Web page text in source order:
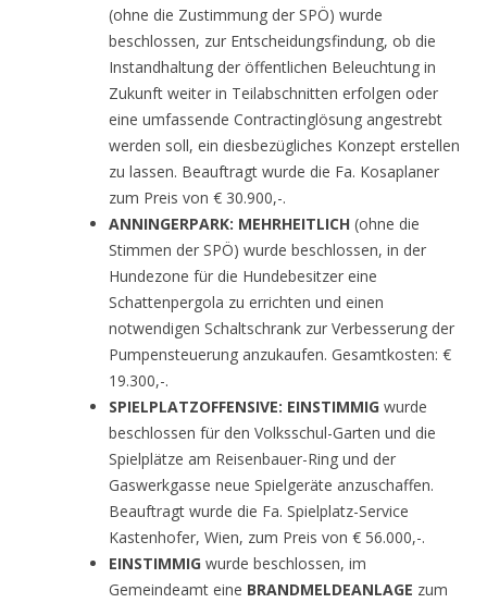
(ohne die Zustimmung der SPÖ) wurde
beschlossen, zur Entscheidungsfindung, ob die
Instandhaltung der öffentlichen Beleuchtung in
Zukunft weiter in Teilabschnitten erfolgen oder
eine umfassende Contractinglösung angestrebt
werden soll, ein diesbezügliches Konzept erstellen
zu lassen. Beauftragt wurde die Fa. Kosaplaner
zum Preis von € 30.900,-.
ANNINGERPARK: MEHRHEITLICH (ohne die
Stimmen der SPÖ) wurde beschlossen, in der
Hundezone für die Hundebesitzer eine
Schattenpergola zu errichten und einen
notwendigen Schaltschrank zur Verbesserung der
Pumpensteuerung anzukaufen. Gesamtkosten: €
19.300,-.
SPIELPLATZOFFENSIVE: EINSTIMMIG wurde
beschlossen für den Volksschul-Garten und die
Spielplätze am Reisenbauer-Ring und der
Gaswerkgasse neue Spielgeräte anzuschaffen.
Beauftragt wurde die Fa. Spielplatz-Service
Kastenhofer, Wien, zum Preis von € 56.000,-.
EINSTIMMIG wurde beschlossen, im
Gemeindeamt eine BRANDMELDEANLAGE zum